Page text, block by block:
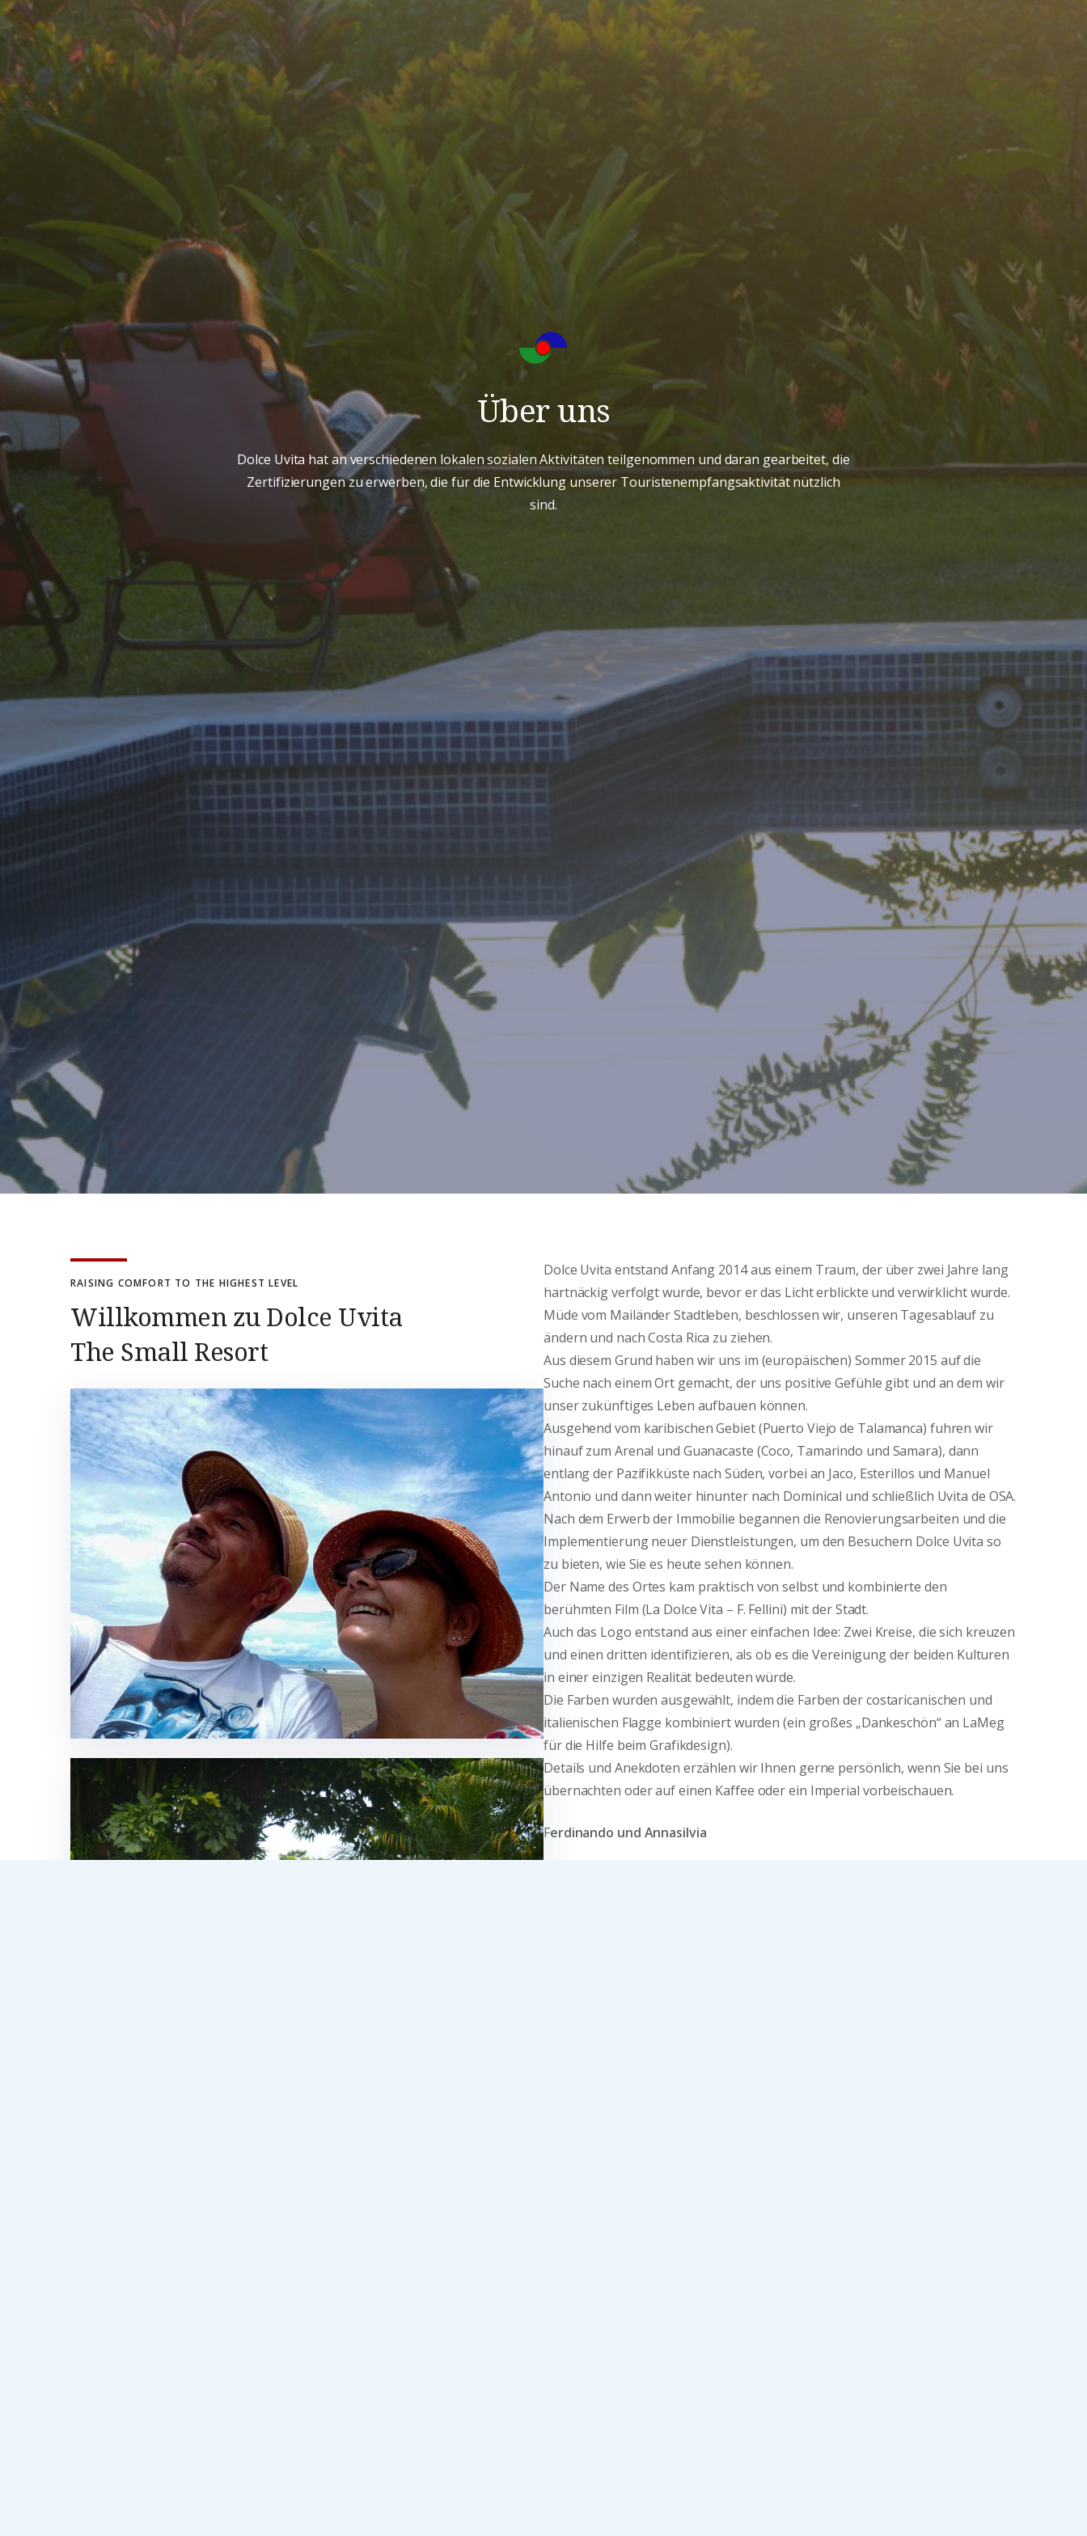
Über uns
Dolce Uvita hat an verschiedenen lokalen sozialen Aktivitäten teilgenommen und daran gearbeitet, die
Zertifizierungen zu erwerben, die für die Entwicklung unserer Touristenempfangsaktivität nützlich
sind.
RAISING COMFORT TO THE HIGHEST LEVEL
Willkommen zu Dolce Uvita
The Small Resort
Dolce Uvita entstand Anfang 2014 aus einem Traum, der über zwei Jahre lang
hartnäckig verfolgt wurde, bevor er das Licht erblickte und verwirklicht wurde.
Müde vom Mailänder Stadtleben, beschlossen wir, unseren Tagesablauf zu
ändern und nach Costa Rica zu ziehen.
Aus diesem Grund haben wir uns im (europäischen) Sommer 2015 auf die
Suche nach einem Ort gemacht, der uns positive Gefühle gibt und an dem wir
unser zukünftiges Leben aufbauen können.
Ausgehend vom karibischen Gebiet (Puerto Viejo de Talamanca) fuhren wir
hinauf zum Arenal und Guanacaste (Coco, Tamarindo und Samara), dann
entlang der Pazifikküste nach Süden, vorbei an Jaco, Esterillos und Manuel
Antonio und dann weiter hinunter nach Dominical und schließlich Uvita de OSA.
Nach dem Erwerb der Immobilie begannen die Renovierungsarbeiten und die
Implementierung neuer Dienstleistungen, um den Besuchern Dolce Uvita so
zu bieten, wie Sie es heute sehen können.
Der Name des Ortes kam praktisch von selbst und kombinierte den
berühmten Film (La Dolce Vita – F. Fellini) mit der Stadt.
Auch das Logo entstand aus einer einfachen Idee: Zwei Kreise, die sich kreuzen
und einen dritten identifizieren, als ob es die Vereinigung der beiden Kulturen
in einer einzigen Realität bedeuten würde.
Die Farben wurden ausgewählt, indem die Farben der costaricanischen und
italienischen Flagge kombiniert wurden (ein großes „Dankeschön“ an LaMeg
für die Hilfe beim Grafikdesign).
Details und Anekdoten erzählen wir Ihnen gerne persönlich, wenn Sie bei uns
übernachten oder auf einen Kaffee oder ein Imperial vorbeischauen.
Ferdinando und Annasilvia